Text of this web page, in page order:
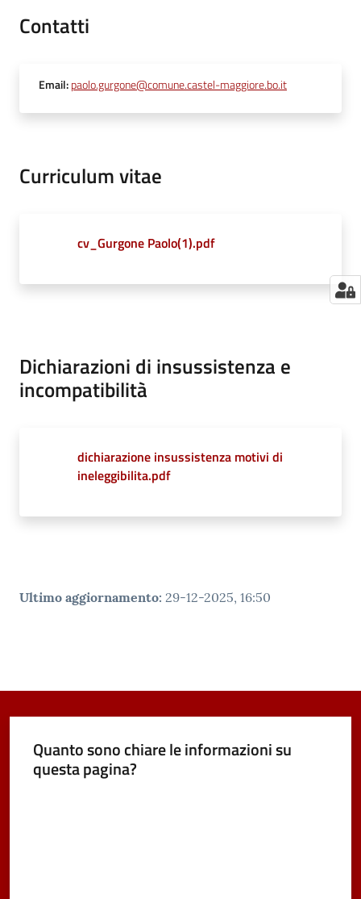
Contatti
Email:paolo.gurgone@comune.castel-maggiore.bo.it
Curriculum vitae
cv_Gurgone Paolo(1).pdf
Dichiarazioni di insussistenza e
incompatibilità
dichiarazione insussistenza motivi di
ineleggibilita.pdf
Ultimo aggiornamento: 29-12-2025, 16:50
Quanto sono chiare le informazioni su
questa pagina?